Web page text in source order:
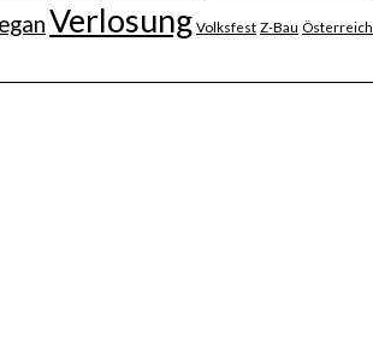
Verlosung Volksfest Z-Bau Österreich